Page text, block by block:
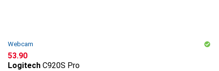
Webcam
CHF
53.90
Logitech C920S Pro